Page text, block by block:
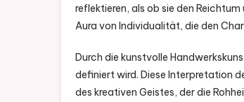
reflektieren, als ob sie den
Aura von Individualität, die den
Durch die kunstvolle
definiert wird. Diese Interpretation
des kreativen Geistes, der die